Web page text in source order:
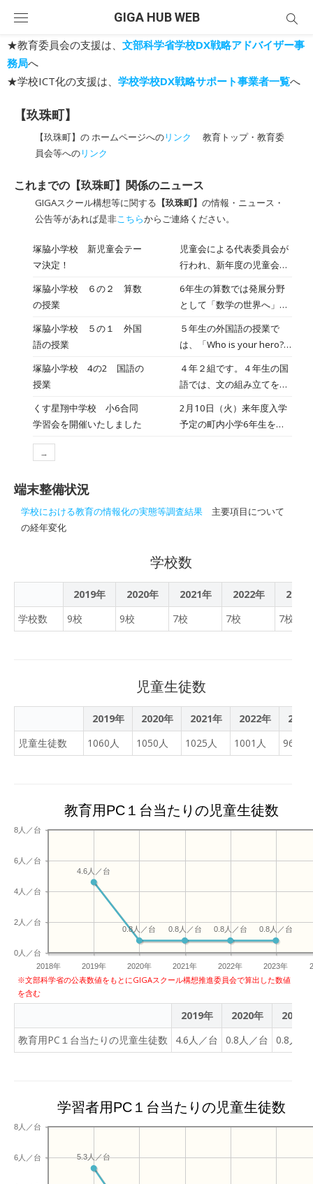
content
GIGA HUB WEB
★教育委員会の支援は、 文部科学省学校DX戦略アドバイザー事
務局へ
★学校ICT化の支援は、 学校学校DX戦略サポート事業者一覧へ
【玖珠町】
【玖珠町】の ホームページへのリンク
教育トップ・教育委
員会等へのリンク
これまでの【玖珠町】関係のニュース
GIGAスクール構想等に関する 【玖珠町】 の情報・ニュース・
公告等があれば是非こちらからご連絡ください。
塚脇小学校 新児童会テー
マ決定！
児童会による代表委員会が
行われ、新年度の児童会テ
～心を一つに、一歩ずつ挑
戦 目指せ日本一の塚脇小
～」に決まりました。 この
テーマには、全校で団結し
「昨日の自分」を超えよう
という熱い思いが込められ
ています。4月の生活目標
や新1年生を迎える行事に
ついても活発に議論されま
楽しみになりました。
塚脇小学校 ６の２ 算数
の授業
6年生の算数では発展分野
として「数学の世界へ」の
校の「算数」から、中学校
の「数学」への架け橋とな
る学習です。 この日は、ト
ランプゲームを楽しみなが
ら、0より小さい数の必要
性を学び、負の数の概念を
体感しました。
塚脇小学校 ５の１ 外国
語の授業
５年生の外国語の授業で
は、「Who is your hero?
介し合おう）」の単元を学
習しています。 この日は、
自分の選んだヒーローの職
業や得意なことを英語で友
発表が今からとても楽しみ
塚脇小学校 4の2 国語の
授業
４年２組です。４年生の国
語では、文の組み立てを学
「公園の時計前のベンチで
９時に待っています」とい
は「てにおは」一文字で意
丁寧に整理しました。 言葉
ること。日々のコミュニケ
ーションをより豊かにして
いってほしいと願っていま
くす星翔中学校 小6合同
学習会を開催いたしました
2月10日（火）来年度入学
予定の町内小学6年生を迎
体験。中学校ならではの専
門的な学びに真剣な表情で
キャプテンが学校生活の魅
力を紹介しました。4月の
入学に向け、教職員一同、
皆さんが安心して中学校生
活をスタートできるよう準
す。
→
端末整備状況
学校における教育の情報化の実態等調査結果 主要項目について
の経年変化
学校数
2019年 2020年 2021年 2022年
2023
学校数
9校 9校 7校 7校 7校
児童生徒数
2019年 2020年 2021年 2022年
2023
児童生徒数
1060人 1050人 1025人 1001人 966人
教育用PC１台当たりの児童生徒数
2018年 2019年 2020年 2021年 2022年 2023年
0人／台
2人／台
4人／台
6人／台
8人／台
0.8人／台
0.8人／台
0.8人／台
0.8人／台
4.6人／台
※文部科学省の公表数値をもとにGIGAスクール構想推進委員会で算出した数値
を含む
2019年 2020年
2021年
教育用PC１台当たりの児童生徒数
4.6人／台 0.8人／台 0.8人／
学習者用PC１台当たりの児童生徒数
6人／台
8人／台
5.3人／台